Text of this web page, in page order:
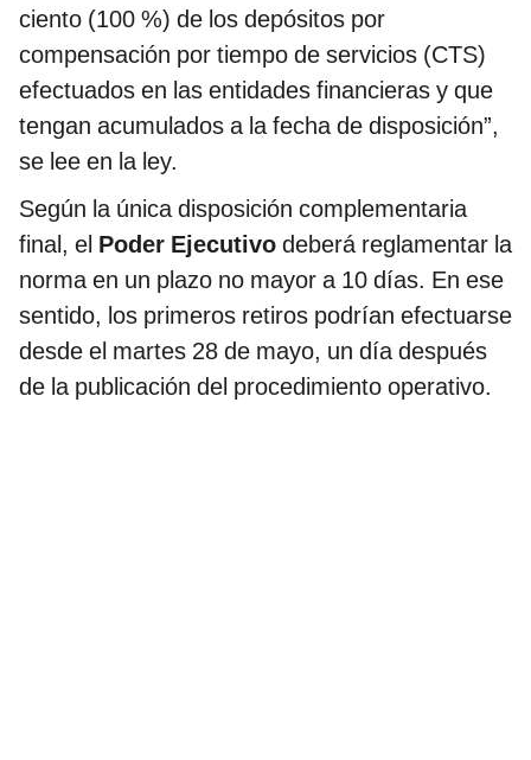
ciento (100 %) de los depósitos por
compensación por tiempo de servicios (CTS)
efectuados en las entidades financieras y que
tengan acumulados a la fecha de disposición”,
se lee en la ley.
Según la única disposición complementaria
final, el Poder Ejecutivo deberá reglamentar la
norma en un plazo no mayor a 10 días. En ese
sentido, los primeros retiros podrían efectuarse
desde el martes 28 de mayo, un día después
de la publicación del procedimiento operativo.